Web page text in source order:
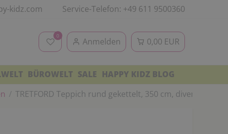
kidz.com Service-Telefon: +49 611 9500360
0
Anmelden 0,00 EUR
BÜROWELT SALE HAPPY KIDZ BLOG
TRETFORD Teppich rund gekettelt, 350 cm, diverse